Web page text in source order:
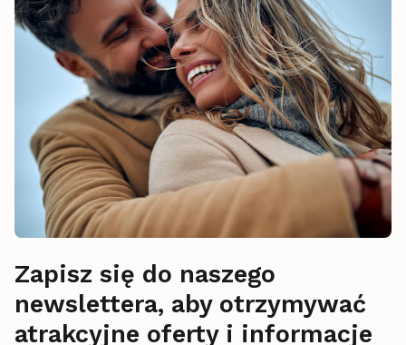
Zapisz się do naszego
newslettera, aby otrzymywać
atrakcyjne oferty i informacje